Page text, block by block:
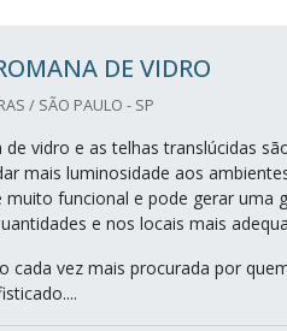
DE VIDRO
/ SÃO PAULO - SP
vidro e as telhas translúcidas
mais luminosidade aos
muito funcional e pode gerar uma
e nos locais mais
cada vez mais procurada por